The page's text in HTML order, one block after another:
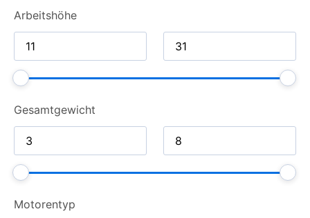
Arbeitshöhe
Gesamt­gewicht
Motorentyp